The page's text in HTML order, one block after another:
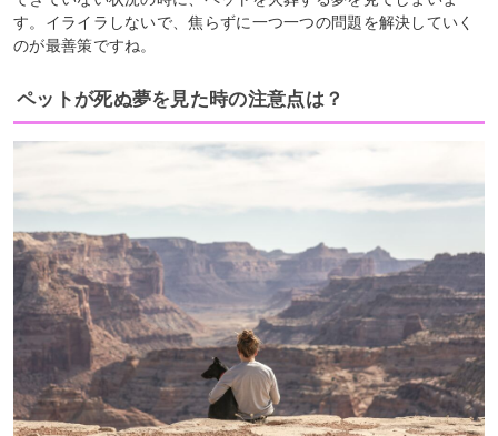
す。イライラしないで、焦らずに一つ一つの問題を解決していく
のが最善策ですね。
ペットが死ぬ夢を見た時の注意点は？